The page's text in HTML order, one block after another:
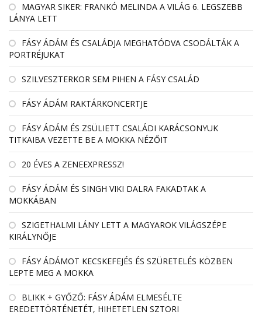
MAGYAR SIKER: FRANKÓ MELINDA A VILÁG 6. LEGSZEBB
LÁNYA LETT
FÁSY ÁDÁM ÉS CSALÁDJA MEGHATÓDVA CSODÁLTÁK A
PORTRÉJUKAT
SZILVESZTERKOR SEM PIHEN A FÁSY CSALÁD
FÁSY ÁDÁM RAKTÁRKONCERTJE
FÁSY ÁDÁM ÉS ZSÜLIETT CSALÁDI KARÁCSONYUK
TITKAIBA VEZETTE BE A MOKKA NÉZŐIT
20 ÉVES A ZENEEXPRESSZ!
FÁSY ÁDÁM ÉS SINGH VIKI DALRA FAKADTAK A
MOKKÁBAN
SZIGETHALMI LÁNY LETT A MAGYAROK VILÁGSZÉPE
KIRÁLYNŐJE
FÁSY ÁDÁMOT KECSKEFEJÉS ÉS SZÜRETELÉS KÖZBEN
LEPTE MEG A MOKKA
BLIKK + GYŐZŐ: FÁSY ÁDÁM ELMESÉLTE
EREDETTÖRTÉNETÉT, HIHETETLEN SZTORI